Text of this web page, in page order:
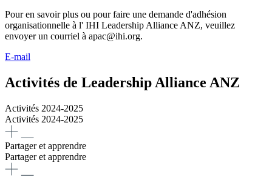
Pour en savoir plus ou pour faire une demande d'adhésion
organisationnelle à l' IHI Leadership Alliance ANZ, veuillez
envoyer un courriel à apac@ihi.org.
E-mail
Activités de Leadership Alliance ANZ
Activités 2024-2025
Activités 2024-2025
Partager et apprendre
Partager et apprendre